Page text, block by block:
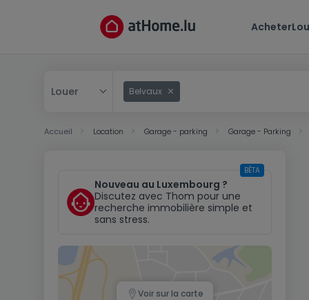
Acheter
Louer Belvaux
Accueil Location Garage - parking Garage - Parking
Nouveau au Luxembourg ?
Discutez avec Thom pour une
recherche immobilière simple et
sans stress.
BÊTA
Voir sur la carte